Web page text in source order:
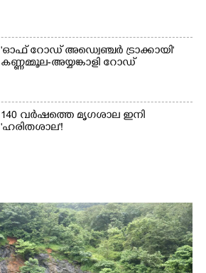
'ഓഫ് റോഡ് അഡ്വെഞ്ചർ ട്രാക്കായി'
കണ്ണമ്മൂല-അയ്യങ്കാളി റോഡ്
140 വർഷത്തെ മൃഗശാല ഇനി
'ഹരിതശാല'!